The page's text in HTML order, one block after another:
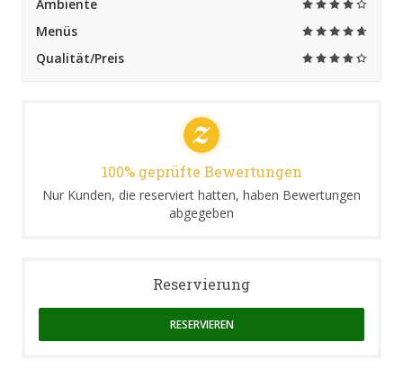
Ambiente
Menüs
Qualität/Preis
100% geprüfte Bewertungen
Nur Kunden, die reserviert hatten, haben Bewertungen
abgegeben
Reservierung
RESERVIEREN